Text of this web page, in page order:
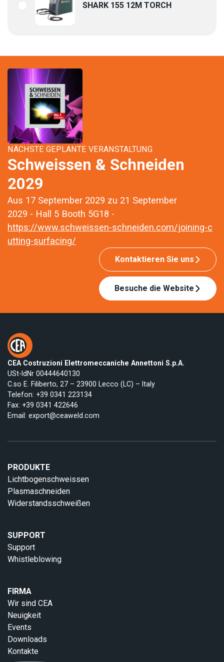
SHARK 155 12M TORCH
NÄCHSTE GEPLANTE VERANSTALTUNG
Schweissen & Schneiden
2029
Aus 17 September 2029 zu 21 September
2029 - Hall 5 Booth 5G18 -
https://www.schweissen-schneiden.com/joining-c
utting-surfacing/
Kontaktieren Sie uns
Besuche die Website
CEA Costruzioni Elettromeccaniche Annettoni S.p.A.
USt-IdNr 00444640130
C.so E. Filiberto, 27 – 23900 Lecco (LC) – Italy
Telefon: +39 0341 223134
Fax: +39 0341 422646
Email: export@ceaweld.com
PRODUKTE
Lichtbogenschweissen
Plasmaschneiden
Widerstandsschweißen
SUPPORT
Support
Whistleblowing
FIRMA
Wir sind CEA
Neuigkeit
Events
Downloads
Kontakte